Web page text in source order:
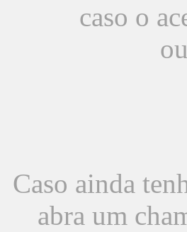
caso o
Caso ainda
abra um